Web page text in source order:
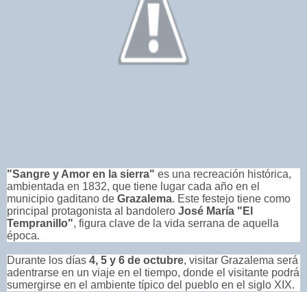
"Sangre y Amor en la sierra" es una recreación histórica,
ambientada en 1832, que tiene lugar cada año en el
municipio gaditano de Grazalema. Este festejo tiene como
principal protagonista al bandolero José María "El
Tempranillo", figura clave de la vida serrana de aquella
época.
Durante los días 4, 5 y 6 de octubre, visitar Grazalema será
adentrarse en un viaje en el tiempo, donde el visitante podrá
sumergirse en el ambiente típico del pueblo en el siglo XIX.